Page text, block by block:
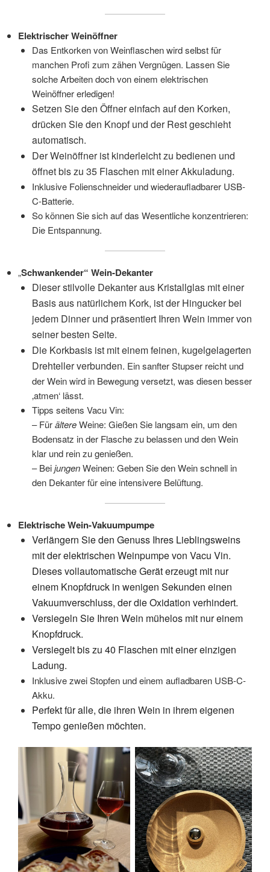
Elektrischer Weinöffner
Das Entkorken von Weinflaschen wird selbst für
manchen Profi zum zähen Vergnügen. Lassen Sie
solche Arbeiten doch von einem elektrischen
Weinöffner erledigen!
Setzen Sie den Öffner einfach auf den Korken,
drücken Sie den Knopf und der Rest geschieht
automatisch.
Der Weinöffner ist kinderleicht zu bedienen und
öffnet bis zu 35 Flaschen mit einer Akkuladung.
Inklusive Folienschneider und wiederaufladbarer USB-
C-Batterie.
So können Sie sich auf das Wesentliche konzentrieren:
Die Entspannung.
„Schwankender“ Wein-Dekanter
Dieser stilvolle Dekanter aus Kristallglas mit einer
Basis aus natürlichem Kork, ist der Hingucker bei
jedem Dinner und präsentiert Ihren Wein immer von
seiner besten Seite.
Die Korkbasis ist mit einem feinen, kugelgelagerten
Drehteller verbunden. Ein sanfter Stupser reicht und
der Wein wird in Bewegung versetzt, was diesen besser
‚atmen‘ lässt.
Tipps seitens Vacu Vin:
– FürältereWeine: Gießen Sie langsam ein, um den
Bodensatz in der Flasche zu belassen und den Wein
klar und rein zu genießen.
– BeijungenWeinen: Geben Sie den Wein schnell in
den Dekanter für eine intensivere Belüftung.
Elektrische Wein-Vakuumpumpe
Verlängern Sie den Genuss Ihres Lieblingsweins
mit der elektrischen Weinpumpe von Vacu Vin.
Dieses vollautomatische Gerät erzeugt mit nur
einem Knopfdruck in wenigen Sekunden einen
Vakuumverschluss, der die Oxidation verhindert.
Versiegeln Sie Ihren Wein mühelos mit nur einem
Knopfdruck.
Versiegelt bis zu 40 Flaschen mit einer einzigen
Ladung.
Inklusive zwei Stopfen und einem aufladbaren USB-C-
Akku.
Perfekt für alle, die ihren Wein in ihrem eigenen
Tempo genießen möchten.